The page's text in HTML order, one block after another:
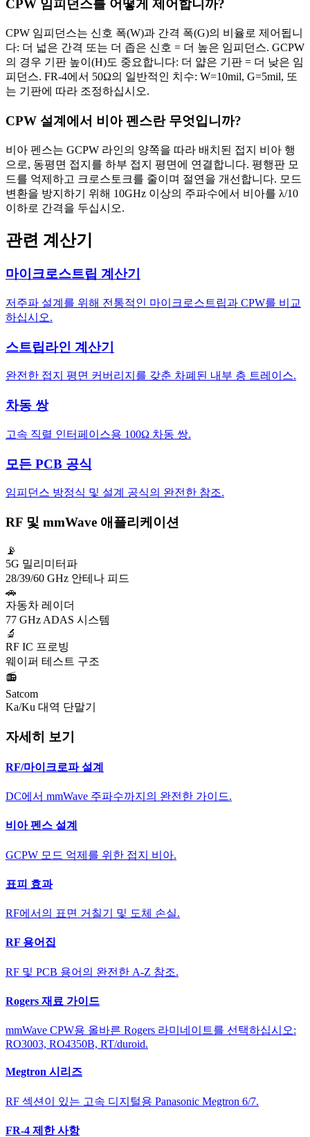
CPW 임피던스를 어떻게 제어합니까?
CPW 임피던스는 신호 폭(W)과 간격 폭(G)의 비율로 제어됩니
다: 더 넓은 간격 또는 더 좁은 신호 = 더 높은 임피던스. GCPW
의 경우 기판 높이(H)도 중요합니다: 더 얇은 기판 = 더 낮은 임
피던스. FR-4에서 50Ω의 일반적인 치수: W=10mil, G=5mil, 또
는 기판에 따라 조정하십시오.
CPW 설계에서 비아 펜스란 무엇입니까?
비아 펜스는 GCPW 라인의 양쪽을 따라 배치된 접지 비아 행
으로, 동평면 접지를 하부 접지 평면에 연결합니다. 평행판 모
드를 억제하고 크로스토크를 줄이며 절연을 개선합니다. 모드
변환을 방지하기 위해 10GHz 이상의 주파수에서 비아를 λ/10
이하로 간격을 두십시오.
관련 계산기
마이크로스트립 계산기
저주파 설계를 위해 전통적인 마이크로스트립과 CPW를 비교
하십시오.
스트립라인 계산기
완전한 접지 평면 커버리지를 갖춘 차폐된 내부 층 트레이스.
차동 쌍
고속 직렬 인터페이스용 100Ω 차동 쌍.
모든 PCB 공식
임피던스 방정식 및 설계 공식의 완전한 참조.
RF 및 mmWave 애플리케이션
📡
5G 밀리미터파
28/39/60 GHz 안테나 피드
🚗
자동차 레이더
77 GHz ADAS 시스템
🔬
RF IC 프로빙
웨이퍼 테스트 구조
📻
Satcom
Ka/Ku 대역 단말기
자세히 보기
RF/마이크로파 설계
DC에서 mmWave 주파수까지의 완전한 가이드.
비아 펜스 설계
GCPW 모드 억제를 위한 접지 비아.
표피 효과
RF에서의 표면 거칠기 및 도체 손실.
RF 용어집
RF 및 PCB 용어의 완전한 A-Z 참조.
Rogers 재료 가이드
mmWave CPW용 올바른 Rogers 라미네이트를 선택하십시오:
RO3003, RO4350B, RT/duroid.
Megtron 시리즈
RF 섹션이 있는 고속 디지털용 Panasonic Megtron 6/7.
FR-4 제한 사항